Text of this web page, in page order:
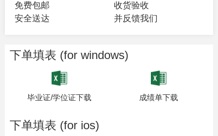
免费包邮
安全送达
收货验收
并反馈我们
下单填表 (for windows)
毕业证/学位证下载 成绩单下载
下单填表 (for ios)